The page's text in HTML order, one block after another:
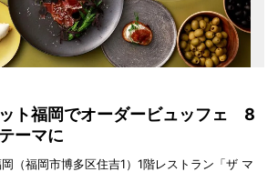
ト福岡でオーダービュッフェ 8
ーマに
（福岡市博多区住吉1）1階レストラン「ザ マ